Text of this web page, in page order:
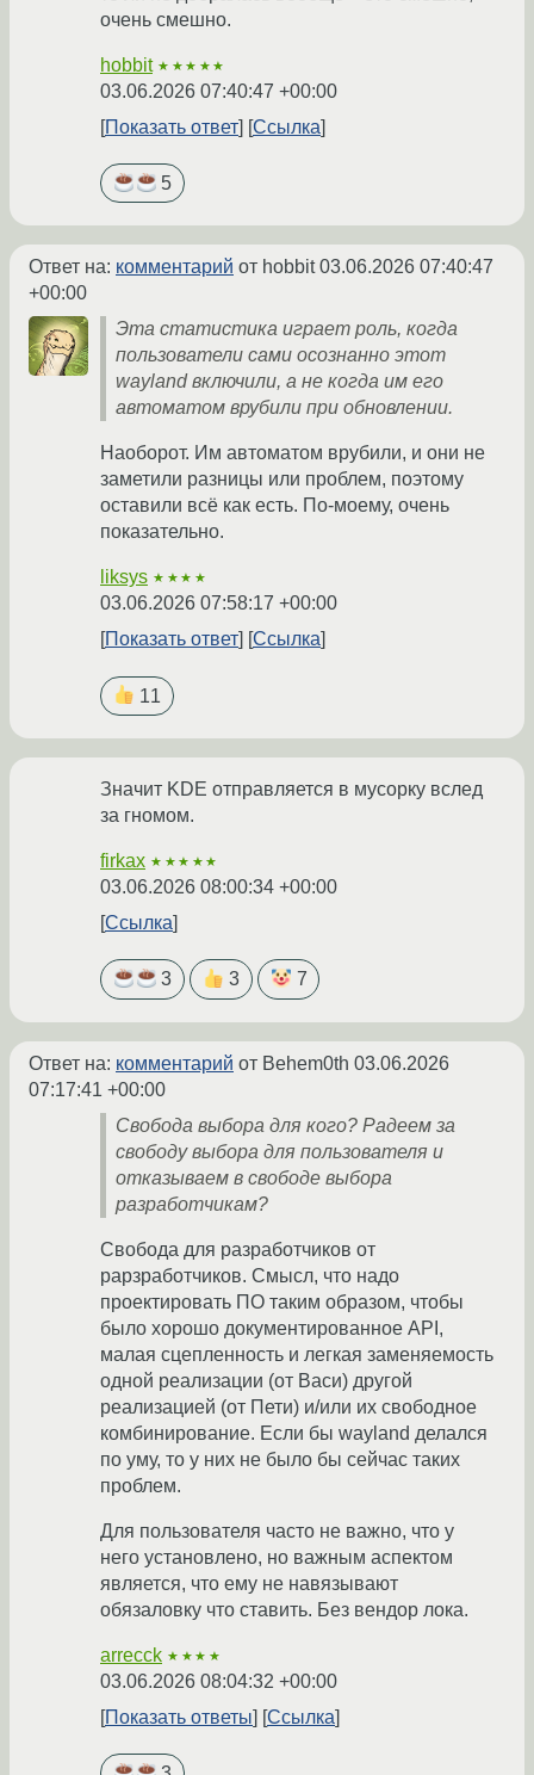
очень смешно.
hobbit ★★★★★
03.06.2026 07:40:47 +00:00
Показать ответ
Ссылка
5
Ответ на: комментарий от hobbit03.06.2026 07:40:47
+00:00
Эта статистика играет роль, когда
пользователи сами осознанно этот
wayland включили, а не когда им его
автоматом врубили при обновлении.
Наоборот. Им автоматом врубили, и они не
заметили разницы или проблем, поэтому
оставили всё как есть. По-моему, очень
показательно.
liksys ★★★★
03.06.2026 07:58:17 +00:00
Показать ответ
Ссылка
11
Значит KDE отправляется в мусорку вслед
за гномом.
firkax ★★★★★
03.06.2026 08:00:34 +00:00
Ссылка
3 3 7
Ответ на: комментарий от Behem0th 03.06.2026
07:17:41 +00:00
Свобода выбора для кого? Радеем за
свободу выбора для пользователя и
отказываем в свободе выбора
разработчикам?
Свобода для разработчиков от
рарзработчиков. Смысл, что надо
проектировать ПО таким образом, чтобы
было хорошо документированное API,
малая сцепленность и легкая заменяемость
одной реализации (от Васи) другой
реализацией (от Пети) и/или их свободное
комбинирование. Если бы wayland делался
по уму, то у них не было бы сейчас таких
проблем.
Для пользователя часто не важно, что у
него установлено, но важным аспектом
является, что ему не навязывают
обязаловку что ставить. Без вендор лока.
arrecck ★★★★
03.06.2026 08:04:32 +00:00
Показать ответы
Ссылка